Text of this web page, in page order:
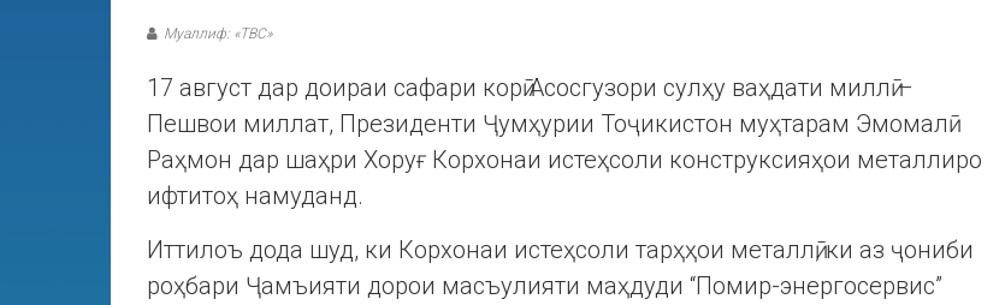
Муаллиф: «ТВС»
17 август дар доираи сафари корӣ Асосгузори сулҳу ваҳдати миллӣ –
Пешвои миллат, Президенти Ҷумҳурии Тоҷикистон муҳтарам Эмомалӣ
Раҳмон дар шаҳри Хоруғ Корхонаи истеҳсоли конструксияҳои металлиро
ифтитоҳ намуданд.
Иттилоъ дода шуд, ки Корхонаи истеҳсоли тарҳҳои металлӣ, ки аз ҷониби
роҳбари Ҷамъияти дорои масъулияти маҳдуди “Помир-энергосервис”